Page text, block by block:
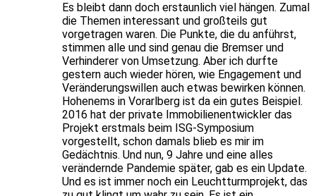
Es bleibt dann doch erstaunlich viel hängen. Zumal
die Themen interessant und großteils gut
vorgetragen waren. Die Punkte, die du anführst,
stimmen alle und sind genau die Bremser und
Verhinderer von Umsetzung. Aber ich durfte
gestern auch wieder hören, wie Engagement und
Veränderungswillen auch etwas bewirken können.
Hohenems in Vorarlberg ist da ein gutes Beispiel.
2016 hat der private Immobilienentwickler das
Projekt erstmals beim ISG-Symposium
vorgestellt, schon damals blieb es mir im
Gedächtnis. Und nun, 9 Jahre und eine alles
verändernde Pandemie später, gab es ein Update.
Und es ist immer noch ein Leuchtturmprojekt, das